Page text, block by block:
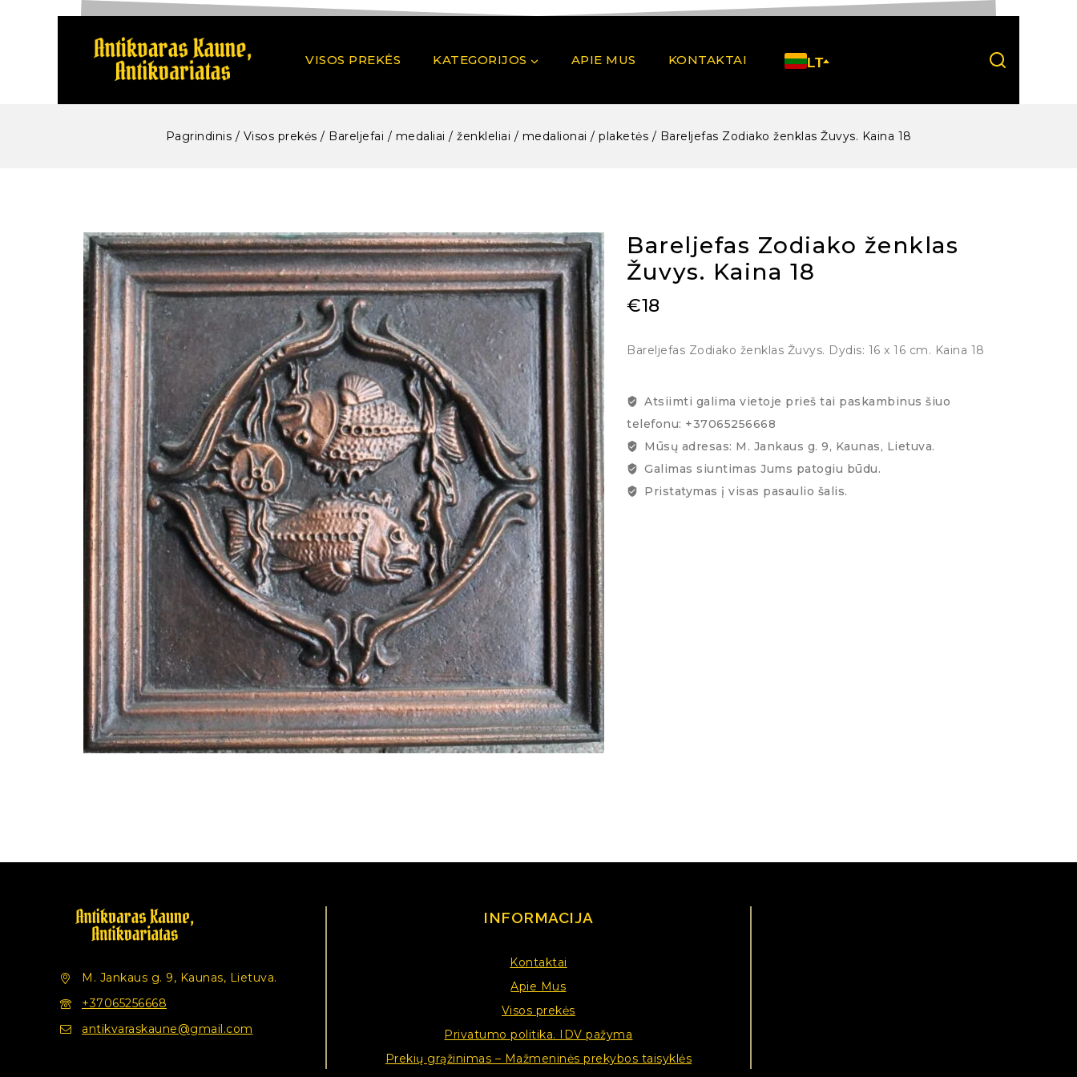
VISOS PREKĖS KATEGORIJOS APIE MUS KONTAKTAI LT
Pagrindinis / Visos prekės / Bareljefai / medaliai / ženkleliai / medalionai / plaketės / Bareljefas Zodiako ženklas Žuvys. Kaina 18
Bareljefas Zodiako ženklas
Žuvys. Kaina 18
€18
Bareljefas Zodiako ženklas Žuvys. Dydis: 16 x 16 cm. Kaina 18
Atsiimti galima vietoje prieš tai paskambinus šiuo
telefonu: +37065256668
Mūsų adresas: M. Jankaus g. 9, Kaunas, Lietuva.
Galimas siuntimas Jums patogiu būdu.
Pristatymas į visas pasaulio šalis.
M. Jankaus g. 9, Kaunas, Lietuva.
+37065256668
antikvaraskaune@gmail.com
INFORMACIJA
Kontaktai
Apie Mus
Visos prekės
Privatumo politika. IDV pažyma
Prekių grąžinimas – Mažmeninės prekybos taisyklės